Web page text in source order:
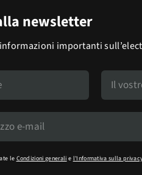
newsletter
importanti
le Condizioni generali e l'Informativa sulla